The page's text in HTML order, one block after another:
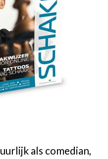
als comedian,